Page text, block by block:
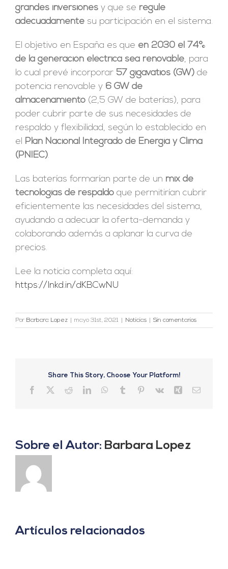
grandes inversionesy que se regule
adecuadamentesu participación en el sistema.
El objetivo en España es que en 2030 el 74%
de la generación eléctrica sea renovable, para
lo cual prevé incorporar 57 gigavatios (GW)de
potencia renovable y 6 GW de
almacenamiento(2,5 GW de baterías), para
poder cubrir parte de sus necesidades de
respaldo y flexibilidad, según lo establecido en
el Plan Nacional Integrado de Energía y Clima
(PNIEC).
Las baterías formarían parte de un mix de
tecnologías de respaldoque permitirían cubrir
eficientemente las necesidades del sistema,
ayudando a adecuar la oferta-demanda y
colaborando además a aplanar la curva de
precios.
Lee la noticia completa aquí:
https://lnkd.in/dKBCwNU
Por Barbara Lopez mayo 31st, 2021 Noticias Sin comentarios
Share This Story, Choose Your Platform!
Facebook RedditLinkedInWhatsApp
Tumblr Pinterest
Vk Xing Correo
Sobre el Autor: Barbara Lopez
Artículos relacionados
«Agrovoltaica: